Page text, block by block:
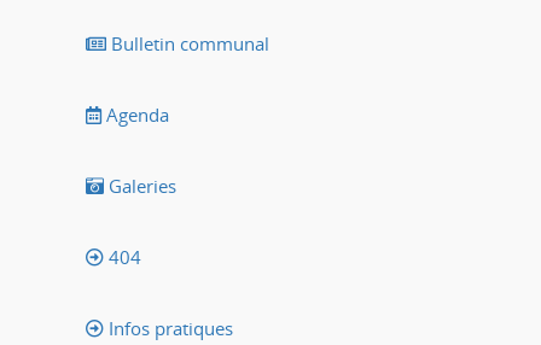
Bulletin communal
Agenda
Galeries
404
Infos pratiques